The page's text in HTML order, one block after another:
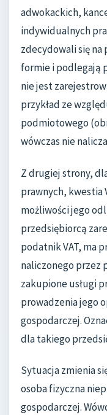
adwokackich,
indywidualnych
zdecydowali się na
formie i podlegają
nie jest
przykład ze
podmiotowego
wówczas nie
Z drugiej strony,
prawnych, kwestia
możliwości jego
przedsiębiorcą
podatnik VAT, ma
naliczonego przez
zakupione usługi
prowadzenia jego
gospodarczej.
dla takiego
Sytuacja zmienia
osoba fizyczna
gospodarczej.